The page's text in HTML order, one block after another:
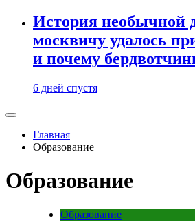
История необычной
москвичу удалось
и почему
6 дней спустя
Главная
Образование
Образование
Образование